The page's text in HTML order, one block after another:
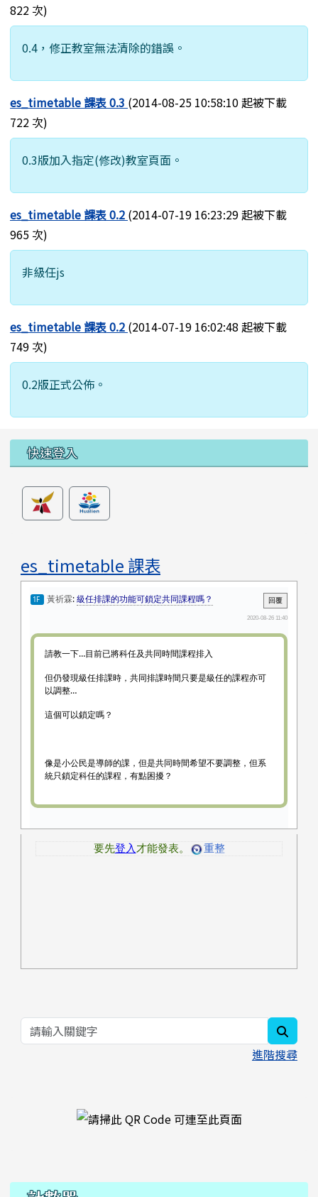
822 次)
0.4，修正教室無法清除的錯誤。
es_timetable 課表 0.3 (2014-08-25 10:58:10 起被下載
722 次)
0.3版加入指定(修改)教室頁面。
es_timetable 課表 0.2 (2014-07-19 16:23:29 起被下載
965 次)
非級任js
es_timetable 課表 0.2 (2014-07-19 16:02:48 起被下載
749 次)
0.2版正式公佈。
左邊區域內容
快速登入
es_timetable 課表
進階搜尋
右邊區域內容